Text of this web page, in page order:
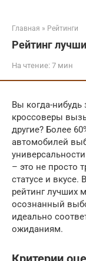
Главная » Рейтинги
Рейтинг
На чтение: 7 мин
Вы когда-
кроссоверы
другие? Более
автомобилей
– это не просто
статусе и
рейтинг лучших
осознанный
идеально
ожиданиям.